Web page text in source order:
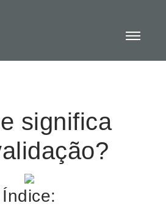
significa
Índice: